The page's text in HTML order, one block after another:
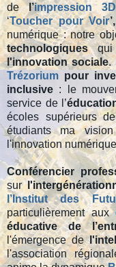
del’impression 3D
‘Toucher pour Voir’,
numérique : notre
technologiquesqui
l'innovation sociale.
Trézorium pour
inclusive : le
service de l’
écoles supérieurs
étudiants ma
l'innovation
Conférencier
sur
l’Institut des
particulièrement aux
éducative de
l'émergence de
l'association